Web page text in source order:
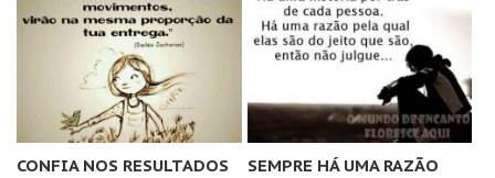
CONFIA NOS RESULTADOS SEMPRE HÁ UMA RAZÃO